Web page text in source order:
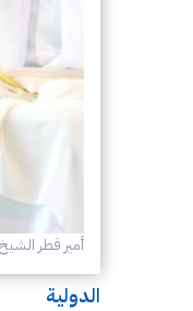
أمير قطر
الدولية